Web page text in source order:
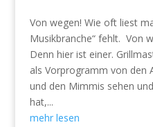
Von wegen! Wie oft liest
Musikbranche“ fehlt. Von
Denn hier ist einer.
als Vorprogramm von den
und den Mimmis sehen
hat,...
mehr lesen